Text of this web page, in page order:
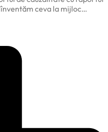
ceva la mijloc…